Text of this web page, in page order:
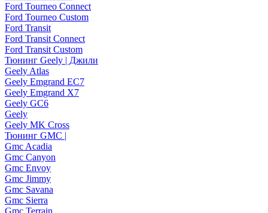
Ford Tourneo Connect
Ford Tourneo Custom
Ford Transit
Ford Transit Connect
Ford Transit Custom
Тюнинг Geely | Джили
Geely Atlas
Geely Emgrand EC7
Geely Emgrand X7
Geely GC6
Geely
Geely MK Cross
Тюнинг GMC |
Gmc Acadia
Gmc Canyon
Gmc Envoy
Gmc Jimmy
Gmc Savana
Gmc Sierra
Gmc Terrain